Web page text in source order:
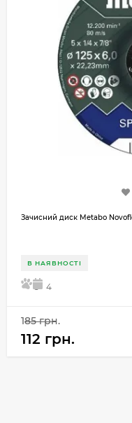
Зачисний диск Metabo
В НАЯВНОСТІ
5 4
185 грн.
112 грн.